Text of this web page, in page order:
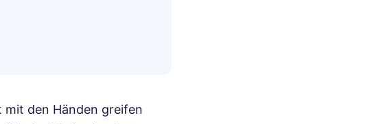
den Händen greifen